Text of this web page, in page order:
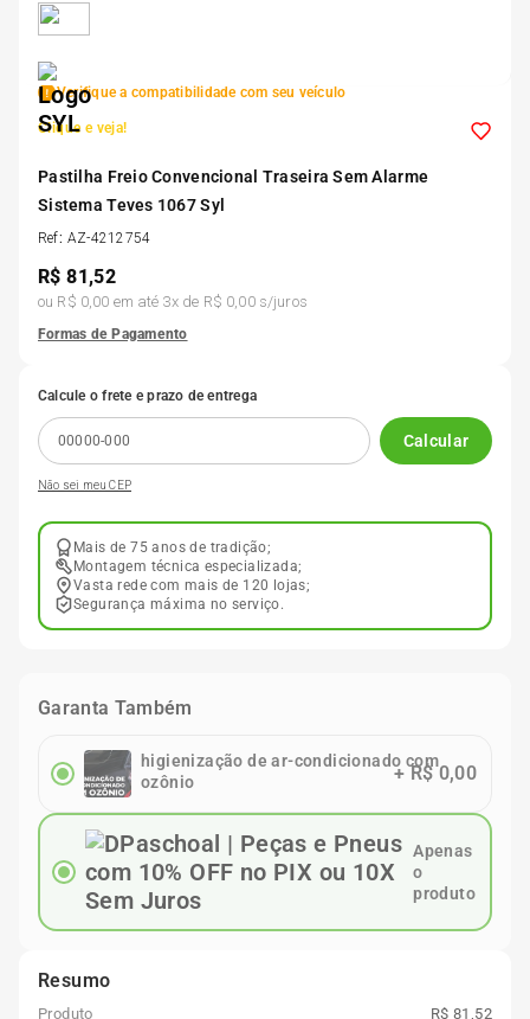
Verifique a compatibilidade com seu veículo
Clique e veja!
Pastilha Freio Convencional Traseira Sem Alarme
Sistema Teves 1067 Syl
Ref: AZ-4212754
R$81,52
ou R$ 0,00 em até 3x de R$ 0,00s/juros
Formas de Pagamento
Calcule o frete e prazo de entrega
Calcular
Não sei meu CEP
Mais de 75 anos de tradição;
Montagem técnica especializada;
Vasta rede com mais de 120 lojas;
Segurança máxima no serviço.
Garanta Também
higienização de ar-condicionado com
ozônio
+R$ 0,00
Apenas
o
produto
Resumo
Produto
R$ 81,52
5º
6º
7º 185 65r15
8 º
10º Pneu